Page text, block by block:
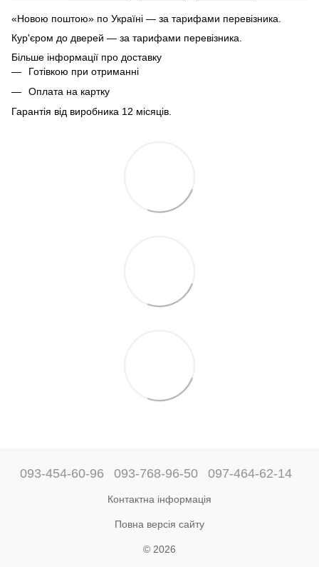
«Новою поштою» по Україні — за тарифами перевізника.
Кур'єром до дверей — за тарифами перевізника.
Більше інформації про доставку
Готівкою при отриманні
Оплата на картку
Гарантія від виробника 12 місяців.
093-454-60-96 093-768-96-50 097-464-62-14
Контактна інформація
Повна версія сайту
© 2026